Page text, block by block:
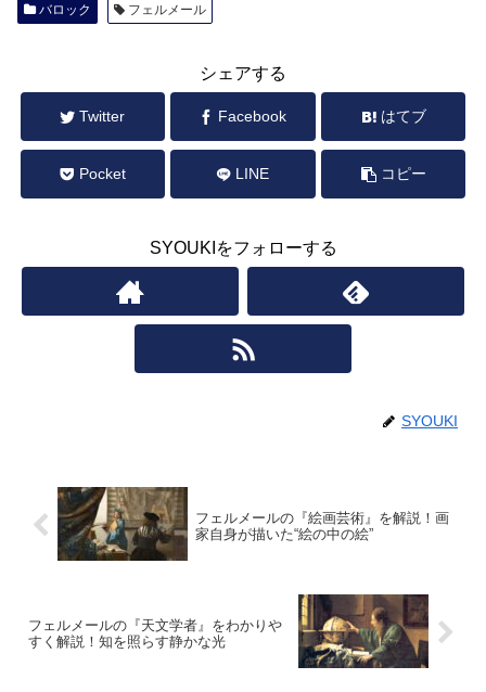
バロック フェルメール
シェアする
Twitter Facebook はてブ
Pocket LINE コピー
SYOUKIをフォローする
SYOUKI
フェルメールの『絵画芸術』を解説！画
家自身が描いた“絵の中の絵”
フェルメールの『天文学者』をわかりや
すく解説！知を照らす静かな光